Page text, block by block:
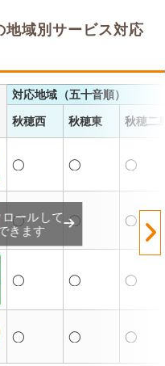
地域別サービス対応
対応地域（五十音順）
秋穂西 秋穂東 秋穂二島
◯ ◯ ◯
◯ ◯ ◯
◯ ◯ ◯
◯ ◯ ◯
ールして
きます